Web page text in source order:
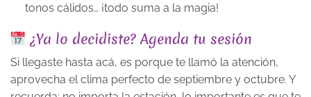
tonos cálidos… ¡todo suma a la magia!
¿Ya lo decidiste? Agenda tu sesión
Si llegaste hasta acá, es porque te llamó la atención,
aprovecha el clima perfecto de septiembre y octubre. Y